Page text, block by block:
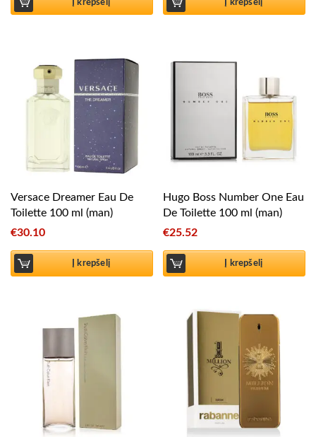
Į krepšelį Į krepšelį
Versace Dreamer Eau De
Toilette 100 ml (man)
€30.10
Į krepšelį
Hugo Boss Number One Eau
De Toilette 100 ml (man)
€25.52
Į krepšelį